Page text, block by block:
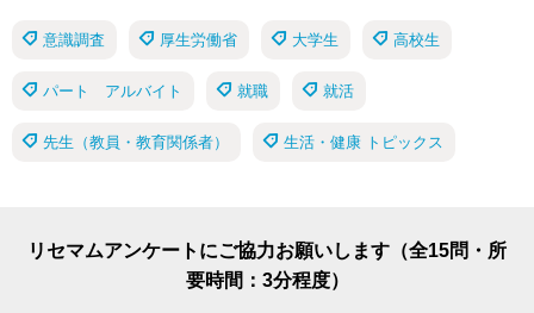
意識調査 厚生労働省 大学生 高校生
パート アルバイト 就職 就活
先生（教員・教育関係者） 生活・健康 トピックス
リセマムアンケートにご協力お願いします（全15問・所
要時間：3分程度）